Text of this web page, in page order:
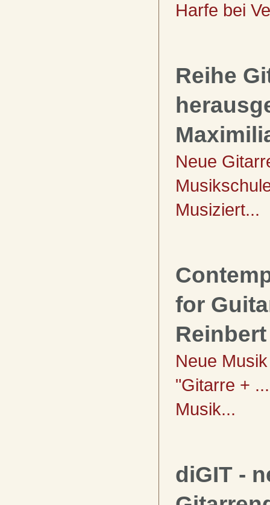
Harfe bei
Reihe
Neue
Musiziert...
for
Neue
"Gitarre +
Musik...
diGIT -